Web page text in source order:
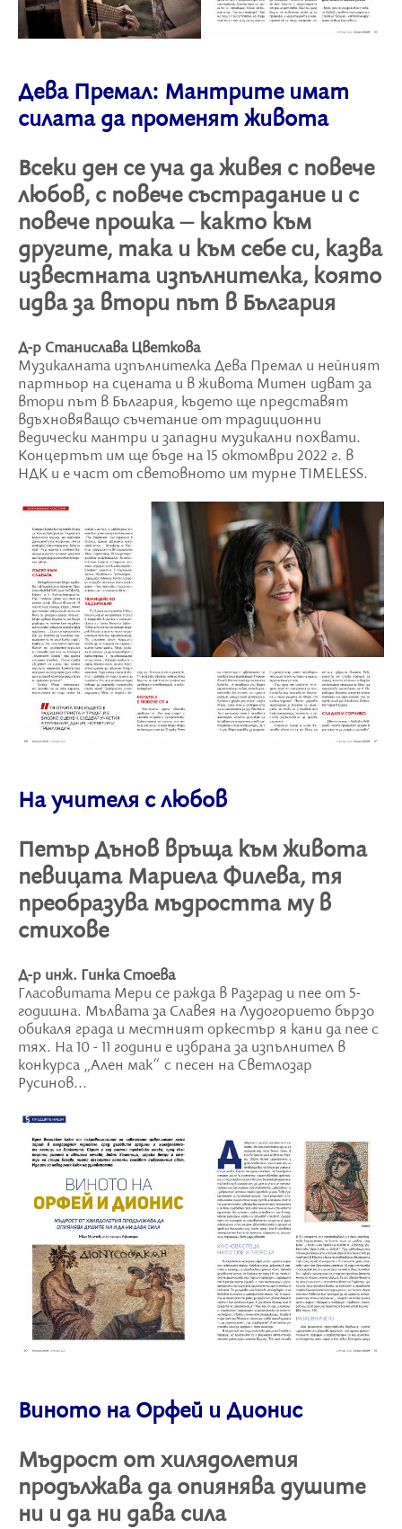
Дева Премал: Мантрите имат
силата да променят живота
Всеки ден се уча да живея с повече
любов, с повече състрадание и с
повече прошка – както към
другите, така и към себе си, казва
известната изпълнителка, която
идва за втори път в България
Д-р Станислава Цветкова
Музикалната изпълнителка Дева Премал и нейният
партньор на сцената и в живота Митен идват за
втори път в България, където ще представят
вдъхновяващо съчетание от традиционни
ведически мантри и западни музикални похвати.
Концертът им ще бъде на 15 октомври 2022 г. в
НДК и е част от световното им турне TIMELESS.
На учителя с любов
Петър Дънов връща към живота
певицата Мариела Филева, тя
преобразува мъдростта му в
стихове
Д-р инж. Гинка Стоева
Гласовитата Мери се ражда в Разград и пее от 5-
годишна. Мълвата за Славея на Лудогорието бързо
обикаля града и местният оркестър я кани да пее с
тях. На 10 - 11 години е избрана за изпълнител в
конкурса „Ален мак“ с песен на Светлозар
Русинов...
Виното на Орфей и Дионис
Мъдрост от хилядолетия
продължава да опиянява душите
ни и да ни дава сила